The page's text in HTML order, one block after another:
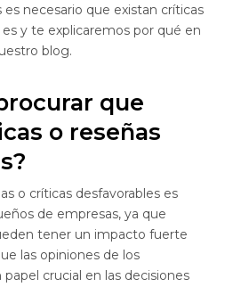
necesario que existan críticas
y te explicaremos por qué en
blog.
que
o reseñas
o críticas desfavorables es
de empresas, ya que
tener un impacto fuerte
las opiniones de los
crucial en las decisiones